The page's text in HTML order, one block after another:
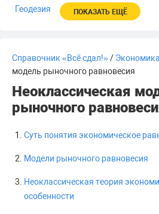
Геодезия
ПОКАЗАТЬ ЕЩЁ
Справочник «Всё сдал!»/ Экономика
модель рыночного равновесия
Неоклассическая
рыночного
Суть понятия экономическое
Модели рыночного равновесия
Неоклассическая теория
особенности